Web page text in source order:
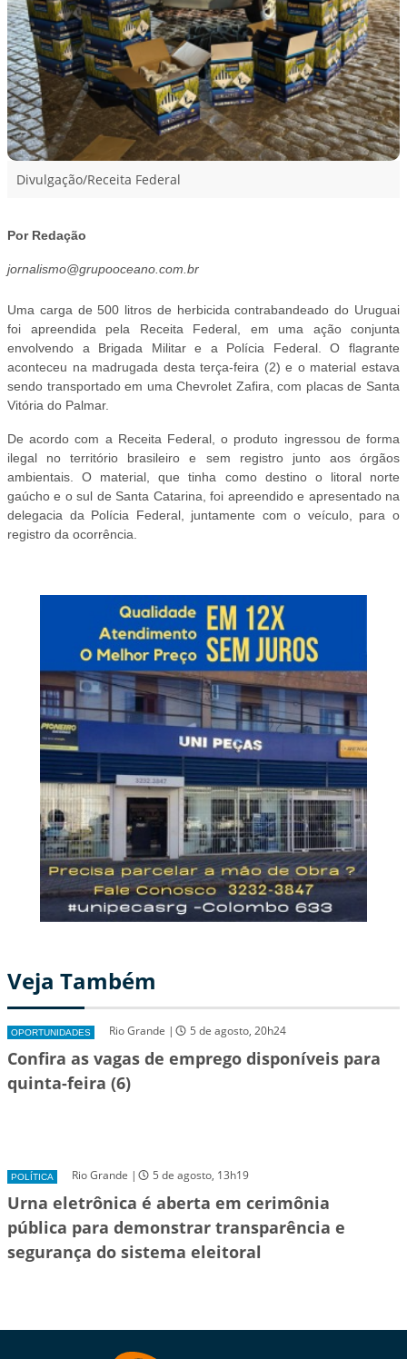
Divulgação/Receita Federal
Por Redação
jornalismo@grupooceano.com.br
Uma carga de 500 litros de herbicida contrabandeado do Uruguai
foi apreendida pela Receita Federal, em uma ação conjunta
envolvendo a Brigada Militar e a Polícia Federal. O flagrante
aconteceu na madrugada desta terça-feira (2) e o material estava
sendo transportado em uma Chevrolet Zafira, com placas de Santa
Vitória do Palmar.
De acordo com a Receita Federal, o produto ingressou de forma
ilegal no território brasileiro e sem registro junto aos órgãos
ambientais. O material, que tinha como destino o litoral norte
gaúcho e o sul de Santa Catarina, foi apreendido e apresentado na
delegacia da Polícia Federal, juntamente com o veículo, para o
registro da ocorrência.
Veja Também
OPORTUNIDADES Rio Grande | 5 de agosto, 20h24
Confira as vagas de emprego disponíveis para
quinta-feira (6)
POLÍTICA Rio Grande | 5 de agosto, 13h19
Urna eletrônica é aberta em cerimônia
pública para demonstrar transparência e
segurança do sistema eleitoral